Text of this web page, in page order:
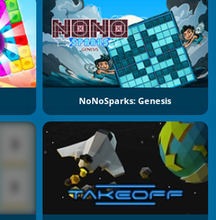
NoNoSparks: Genesis